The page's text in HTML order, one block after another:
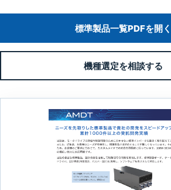
標準製品一覧PDFを開く
機種選定を相談する